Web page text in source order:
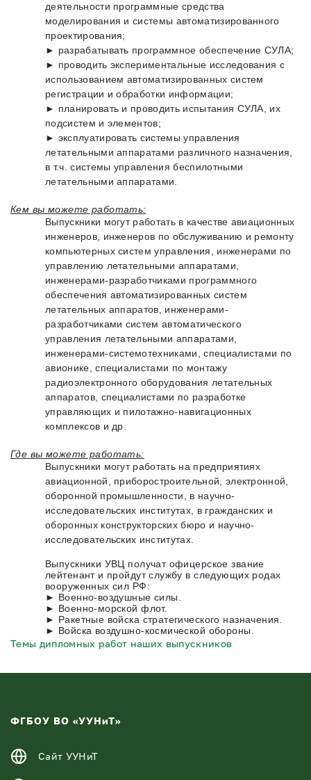
деятельности программные средства
моделирования и системы автоматизированного
проектирования;
► разрабатывать программное обеспечение СУЛА;
► проводить экспериментальные исследования с
использованием автоматизированных систем
регистрации и обработки информации;
► планировать и проводить испытания СУЛА, их
подсистем и элементов;
► эксплуатировать системы управления
летательными аппаратами различного назначения,
в т.ч. системы управления беспилотными
летательными аппаратами.
Кем вы можете работать:
Выпускники могут работать в качестве авиационных
инженеров, инженеров по обслуживанию и ремонту
компьютерных систем управления, инженерами по
управлению летательными аппаратами,
инженерами-разработчиками программного
обеспечения автоматизированных систем
летательных аппаратов, инженерами-
разработчиками систем автоматического
управления летательными аппаратами,
инженерами-системотехниками, специалистами по
авионике, специалистами по монтажу
радиоэлектронного оборудования летательных
аппаратов, специалистами по разработке
управляющих и пилотажно-навигационных
комплексов и др.
Где вы можете работать:
Выпускники могут работать на предприятиях
авиационной, приборостроительной, электронной,
оборонной промышленности, в научно-
исследовательских институтах, в гражданских и
оборонных конструкторских бюро и научно-
исследовательских институтах.
Выпускники УВЦ получат офицерское звание
лейтенант и пройдут службу в следующих родах
вооруженных сил РФ:
► Военно-воздушные силы.
► Военно-морской флот.
► Ракетные войска стратегического назначения.
► Войска воздушно-космической обороны.
Темы дипломных работ наших выпускников
ФГБОУ ВО «УУНиТ»
Сайт УУНиТ